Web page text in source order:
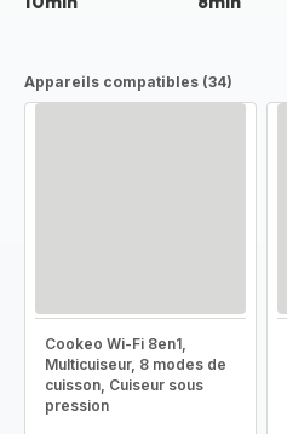
Appareils compatibles (34)
Cookeo Wi-Fi 8en1,
Multicuiseur, 8 modes de
cuisson, Cuiseur sous
pression